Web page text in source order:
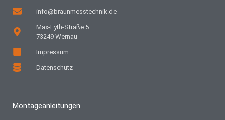
info@braunmesstechnik.de
Max-Eyth-Straße 5
73249 Wernau
Impressum
Datenschutz
Montageanleitungen